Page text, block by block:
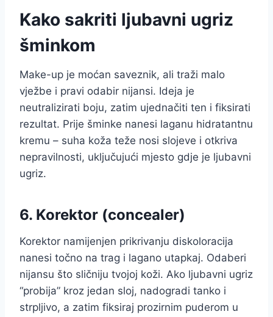
Kako sakriti ljubavni ugriz
šminkom
Make-up je moćan saveznik, ali traži malo
vježbe i pravi odabir nijansi. Ideja je
neutralizirati boju, zatim ujednačiti ten i fiksirati
rezultat. Prije šminke nanesi laganu hidratantnu
kremu – suha koža teže nosi slojeve i otkriva
nepravilnosti, uključujući mjesto gdje je ljubavni
ugriz.
6. Korektor (concealer)
Korektor namijenjen prikrivanju diskoloracija
nanesi točno na trag i lagano utapkaj. Odaberi
nijansu što sličniju tvojoj koži. Ako ljubavni ugriz
“probija” kroz jedan sloj, nadogradi tanko i
strpljivo, a zatim fiksiraj prozirnim puderom u